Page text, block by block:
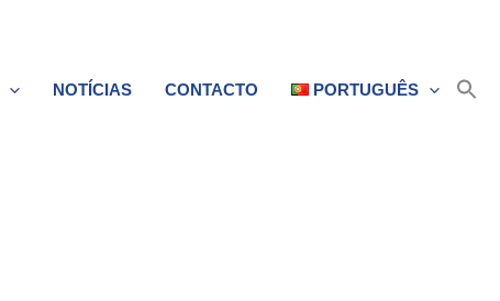
NOTÍCIAS CONTACTO PORTUGUÊS